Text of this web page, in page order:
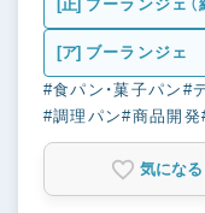
[正] ブーランジェ（
[ア] ブーランジェ
#食パン・菓子パン #
#調理パン#商品開発
気になる